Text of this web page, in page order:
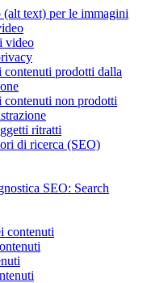
text) per le immagini
video
prodotti dalla
non prodotti
ritratti
di ricerca (SEO)
SEO: Search
contenuti